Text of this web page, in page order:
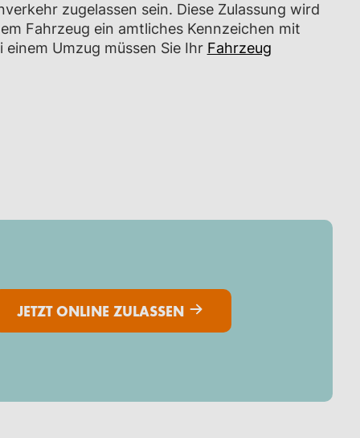
zugelassen sein. Diese Zulassung wird
Fahrzeug ein amtliches Kennzeichen mit
einem Umzug müssen Sie Ihr Fahrzeug
JETZT ONLINE ZULASSEN